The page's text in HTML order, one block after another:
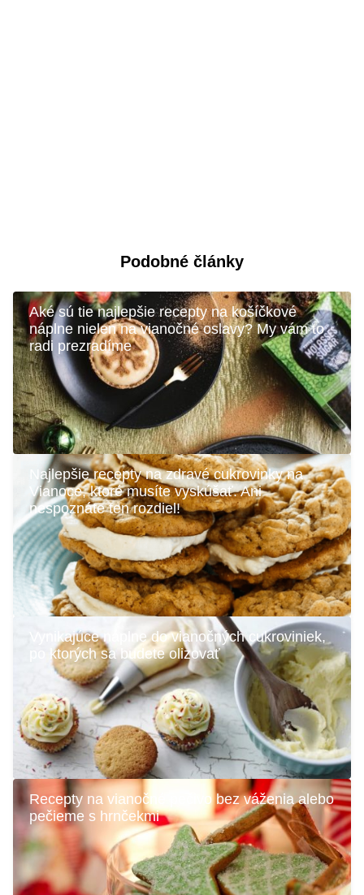
Podobné články
Aké sú tie najlepšie recepty na košíčkové
náplne nielen na vianočné oslavy? My vám to
radi prezradíme
Najlepšie recepty na zdravé cukrovinky na
Vianoce, ktoré musíte vyskúšať. Ani
nespoznáte ten rozdiel!
Vynikajúce náplne do vianočných cukroviniek,
po ktorých sa budete olizovať
Recepty na vianočné pečivo bez váženia alebo
pečieme s hrnčekmi